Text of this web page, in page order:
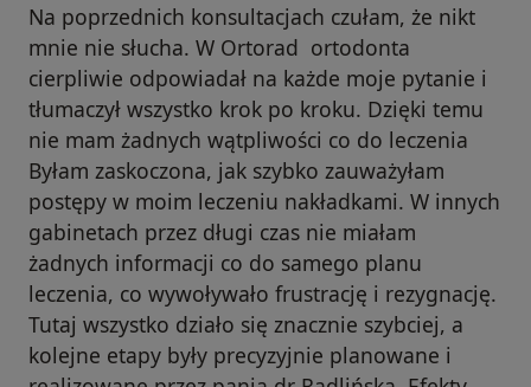
Na poprzednich konsultacjach czułam, że nikt
mnie nie słucha. W Ortorad ortodonta
cierpliwie odpowiadał na każde moje pytanie i
tłumaczył wszystko krok po kroku. Dzięki temu
nie mam żadnych wątpliwości co do leczenia
Byłam zaskoczona, jak szybko zauważyłam
postępy w moim leczeniu nakładkami. W innych
gabinetach przez długi czas nie miałam
żadnych informacji co do samego planu
leczenia, co wywoływało frustrację i rezygnację.
Tutaj wszystko działo się znacznie szybciej, a
kolejne etapy były precyzyjnie planowane i